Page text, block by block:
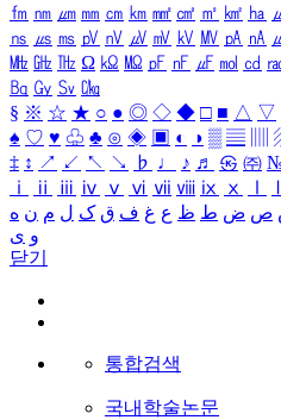
㎙ ㎚ ㎛ ㎜ ㎝ ㎞ ㎟ ㎠ ㎡ ㎢ ㏊
㎱ ㎲ ㎳ ㎴ ㎵ ㎶ ㎷ ㎸ ㎹ ㎀ ㎁
㎒ ㎓ ㎔ Ω ㏀ ㏁ ㎊ ㎋ ㎌ ㏖ ㏅
㏃ ㏉ ㏜ ㏆
§ ※ ☆ ★ ○ ● ◎ ◇ ◆ □ ■ △ ▽
♠ ♡ ♥ ♧ ♣ ⊙ ◈ ▣ ◐ ◑ ▒ ▤
‡ ↕ ↗ ↙ ↖ ↘ ♭ ♩ ♪ ♬ ㉿ ㈜
ⅰ
ⅱ ⅲ ⅳ ⅴ ⅵ ⅶ ⅷ ⅸ ⅹ
ص ض ط ظ ع غ ف ق ک ل م ن ه
و ی
닫기
통합검색
국내학술논문